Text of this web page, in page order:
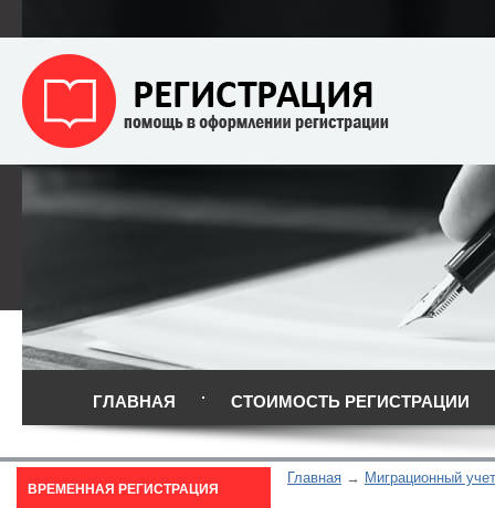
ГЛАВНАЯ СТОИМОСТЬ РЕГИСТРАЦИИ
Главная Миграционный
ВРЕМЕННАЯ РЕГИСТРАЦИЯ